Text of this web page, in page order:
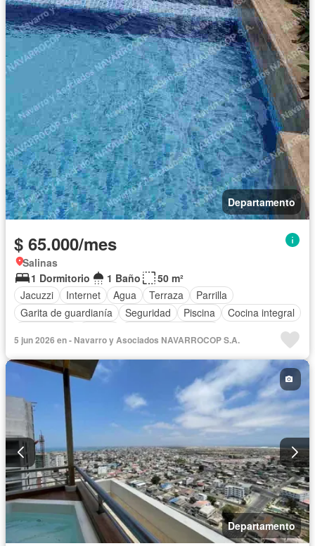
Departamento
$ 65.000/mes
Salinas
1 Dormitorio
1 Baño
50 m²
Jacuzzi
Internet Agua Terraza
Parrilla
Garita de guardianía
Seguridad Piscina
Cocina integral
Vista panorámica
Estacionamiento
Conserje
Acceso para personas con discapacidad
Ascensor
Wifi
Sin amoblar
5 jun 2026 en - Navarro y Asociados NAVARROCOP S.A.
Departamento